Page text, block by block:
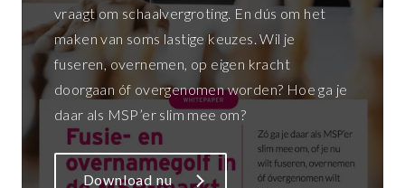
vraagt om schaalvergroting. En dús om het
maken van soms lastige keuzes. Wil je
fuseren, overnemen, op eigen kracht
doorgaan óf overgenomen worden? Hoe ga je
daar als MSP’er slim mee om?
Download nu